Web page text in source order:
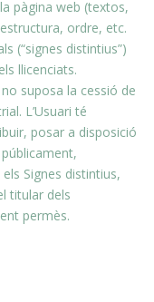
pàgina web (textos,
ordre, etc.
(“signes distintius”)
llicenciats.
no suposa la cessió de
L’Usuari té
posar a disposició
Signes distintius,
titular dels
permès.